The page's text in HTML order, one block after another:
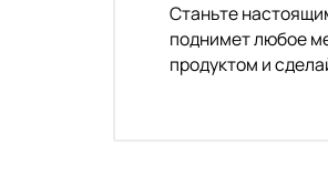
Станьте
поднимет любое
продуктом и